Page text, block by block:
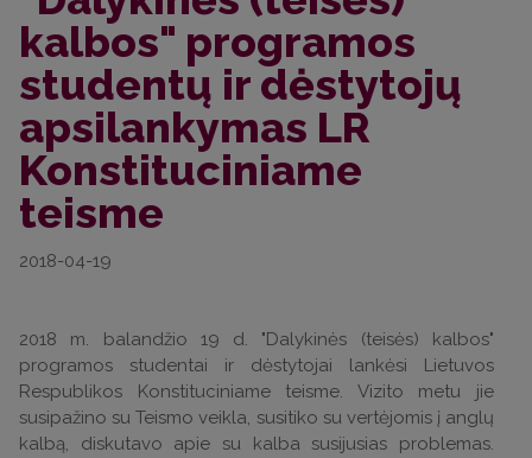
kalbos" programos
studentų ir dėstytojų
apsilankymas LR
Konstituciniame
teisme
2018-04-19
2018 m. balandžio 19 d. "Dalykinės (teisės) kalbos"
programos studentai ir dėstytojai lankėsi Lietuvos
Respublikos Konstituciniame teisme. Vizito metu jie
susipažino su Teismo veikla, susitiko su vertėjomis į anglų
kalbą, diskutavo apie su kalba susijusias problemas.